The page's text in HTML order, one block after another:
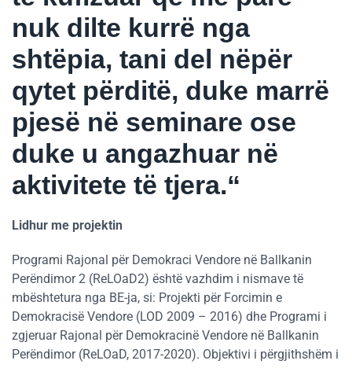
nuk dilte kurrë nga
shtëpia, tani del nëpër
qytet përditë, duke marrë
pjesë në seminare ose
duke u angazhuar në
aktivitete të tjera.“
Lidhur me projektin
Programi Rajonal për Demokraci Vendore në Ballkanin
Perëndimor 2 (ReLOaD2) është vazhdim i nismave të
mbështetura nga BE-ja, si: Projekti për Forcimin e
Demokracisë Vendore (LOD 2009 – 2016) dhe Programi i
zgjeruar Rajonal për Demokracinë Vendore në Ballkanin
Perëndimor (ReLOaD, 2017-2020). Objektivi i përgjithshëm i